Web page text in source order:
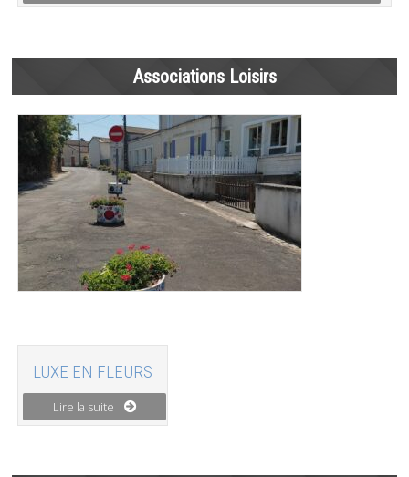
Associations Loisirs
LUXE EN FLEURS
Lire la suite